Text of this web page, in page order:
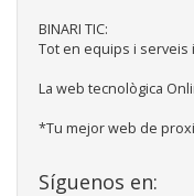
BINARI TIC:
Tot en equips i serveis
La web tecnològica
*Tu mejor web de
Síguenos en: